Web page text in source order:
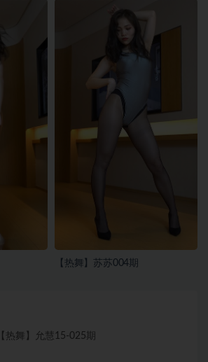
【热舞】苏苏004期
【热舞】允慧15-025期